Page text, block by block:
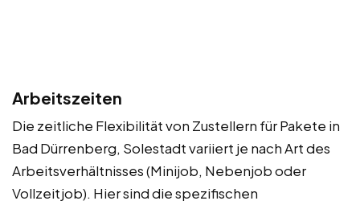
Arbeitszeiten
Die zeitliche Flexibilität von Zustellern für Pakete in
Bad Dürrenberg, Solestadt variiert je nach Art des
Arbeitsverhältnisses (Minijob, Nebenjob oder
Vollzeitjob). Hier sind die spezifischen